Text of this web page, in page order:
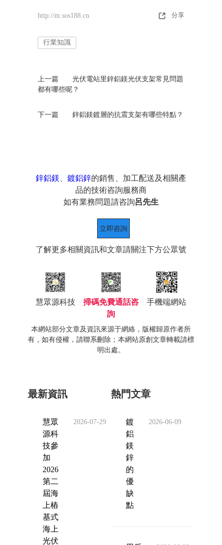
http://m.sos188.cn 分享
行業知識
上一篇
光伏電站里鋅鋁鎂光伏支架常見問題
都有哪些呢？
下一篇 鋅鋁鎂鍍層的抗震支架有哪些特點？
鋅鋁鎂 鍍鋁鋅的銷售、加工配送及相關產
品的技術咨詢服務商
如有業務問題請咨詢呂先生
立即咨詢
了解更多相關資訊和文章請關注下方公眾號
慧眾源科技
掃碼免費通話咨
詢
手機端網站
本網站部分文章及資訊來源于網絡，版權歸原作者所
有，如有侵權，請聯系刪除；本網站原創文章轉載請標
明出處。
最新資訊
慧眾
源科
技參
加
2026
第二
屆海
上樁
基式
海上
光伏
2026-07-29
熱門文章
鍍
鋁
鎂
鋅
的
優
缺
點
2026-06-09